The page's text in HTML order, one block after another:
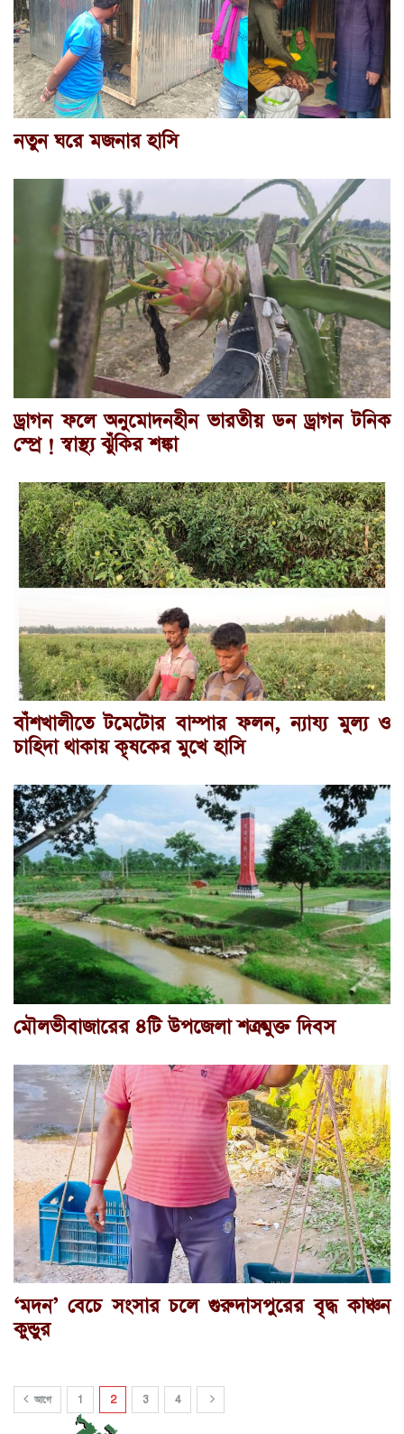
নতুন ঘরে মজনার হাসি
ড্রাগন ফলে অনুমোদনহীন ভারতীয় ডন ড্রাগন টনিক
স্প্রে ! স্বাস্থ্য ঝুঁকির শঙ্কা
বাঁশখালীতে টমেটোর বাম্পার ফলন, ন্যায্য মুল্য ও
চাহিদা থাকায় কৃষকের মুখে হাসি
মৌলভীবাজারের ৪টি উপজেলা শত্রুমুক্ত দিবস
‘মদন’ বেচে সংসার চলে গুরুদাসপুরের বৃদ্ধ কাঞ্চন
কুন্ডুর
আগে 1 2 3 4